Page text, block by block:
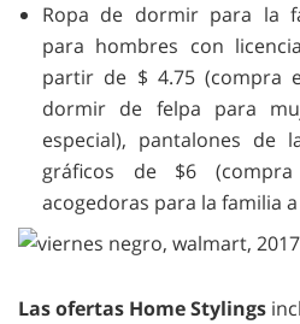
Ropa de dormir para la
para hombres con
partir de $ 4.75 (compra
dormir de felpa para
especial), pantalones de
gráficos de $6
acogedoras para la familia
Las ofertas Home Stylings